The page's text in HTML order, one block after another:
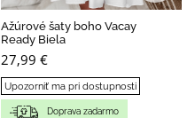
Ažúrové šaty boho Vacay
Ready Biela
27,99 €
Upozorniť ma pri dostupnosti
Doprava zadarmo